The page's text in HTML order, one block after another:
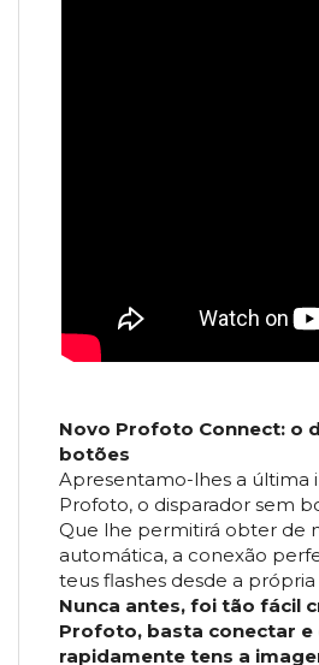
Novo Profoto Connect: o
botões
Apresentamo-lhes a última
Profoto, o disparador sem
Que lhe permitirá obter de
automática, a conexão
teus flashes desde a própria
Nunca antes, foi tão fácil
Profoto, basta conectar e
rapidamente tens a